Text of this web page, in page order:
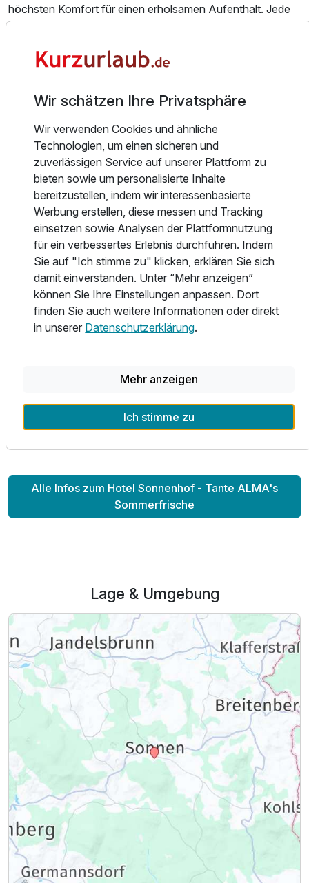
höchsten Komfort für einen erholsamen Aufenthalt. Jede
Unterkunft verfügt über WLAN, SAT-TV und ein modernes
und Geist entspannen, neue Kraft tanken und die Ruhe der
Umgebung in vollen Zügen genießen. Die Lage des Hotels
eignet sich hervorragend für Outdoor-Aktivitäten. Direkt am
Hotel können Gäste in Langlaufloipen einsteigen, und die
Umgebung lädt zu Wanderungen und Radtouren ein. Für
Golfliebhaber gibt es in der Nähe entsprechende
Angebote, und im Winter sind Skigebiete wie
Oberfrauenwald-Geiersberg (ca. 5 km entfernt) und
Hochficht (ca. 12 km entfernt) gut erreichbar.
Das Sporthotel Sonnenhof liegt in Sonnen, einem
charmanten Ort im Bayerischen Wald, nahe der
österreichischen Grenze. Die Umgebung ist geprägt von
sanften Hügeln, dichten Wäldern und idyllischen Wiesen,
ideal für Wanderungen, Radtouren und Wintersport. Der
Freizeitmöglichkeiten. Zudem ist die historische Stadt
Passau, bekannt für ihre barocke Altstadt und die
Dreiflüssestadt-Kulisse, nur etwa 30 km entfernt und einen
Alle Infos zum Hotel Sonnenhof - Tante ALMA's
Sommerfrische
Lage & Umgebung
Wir schätzen Ihre Privatsphäre
Wir verwenden Cookies und ähnliche
Technologien, um einen sicheren und
zuverlässigen Service auf unserer Plattform zu
bieten sowie um personalisierte Inhalte
bereitzustellen, indem wir interessenbasierte
Werbung erstellen, diese messen und Tracking
einsetzen sowie Analysen der Plattformnutzung
für ein verbessertes Erlebnis durchführen. Indem
Sie auf "Ich stimme zu" klicken, erklären Sie sich
damit einverstanden. Unter “Mehr anzeigen”
können Sie Ihre Einstellungen anpassen. Dort
finden Sie auch weitere Informationen oder direkt
in unserer Datenschutzerklärung.
Mehr anzeigen
Ich stimme zu